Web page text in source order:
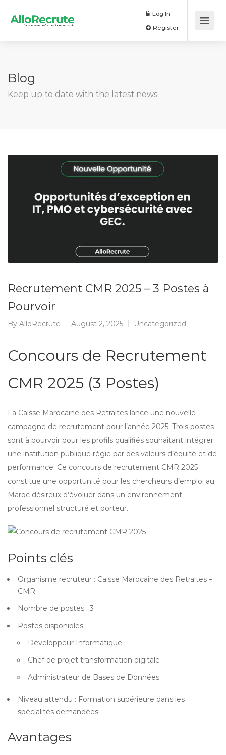
Log In
Blog
Keep up to date with the latest news
Recrutement CMR 2025 – 3 Postes à
Pourvoir
By AlloRecrute August 2, 2025 Uncategorized
Concours de Recrutement
CMR 2025 (3 Postes)
La Caisse Marocaine des Retraites lance une nouvelle
campagne de recrutement pour l’année 2025. Trois postes
sont à pourvoir pour les profils qualifiés souhaitant intégrer
une institution publique régie par des valeurs d’équité et de
performance. Ce concours de recrutement CMR 2025
constitue une opportunité pour les chercheurs d’emploi au
Maroc désireux d’évoluer dans un environnement
professionnel structuré et porteur.
Points clés
Organisme recruteur : Caisse Marocaine des Retraites –
CMR
Nombre de postes : 3
Postes disponibles :
Développeur Informatique
Chef de projet transformation digitale
Administrateur de Bases de Données
Niveau attendu : Formation supérieure dans les
spécialités demandées
Avantages